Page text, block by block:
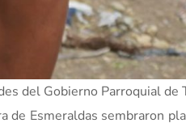
del Gobierno Parroquial de
de Esmeraldas sembraron